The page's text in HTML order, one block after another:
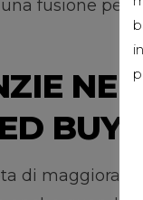
fusione per
di